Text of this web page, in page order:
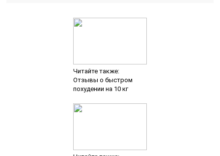
Читайте также:
Отзывы о быстром
похудении на 10 кг